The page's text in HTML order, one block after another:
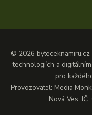
© 2026 byteceknamiru.cz
technologiích a
pro
Provozovatel: Media
Nová Ves,